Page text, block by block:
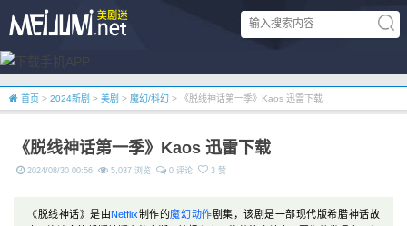
首页 > 2024新剧 > 美剧 > 魔幻/科幻 > 《脱线神话第一季》Kaos 迅雷下载
《脱线神话第一季》Kaos 迅雷下载
2024/08/30 00:56 5,037 浏览 0 评论 3 赞
《脱线神话》是由Netflix制作的魔幻动作剧集，该剧是一部现代版希腊神话故